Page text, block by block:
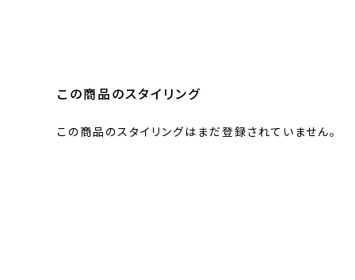
この商品のスタイリング
この商品のスタイリングはまだ登録されていません。